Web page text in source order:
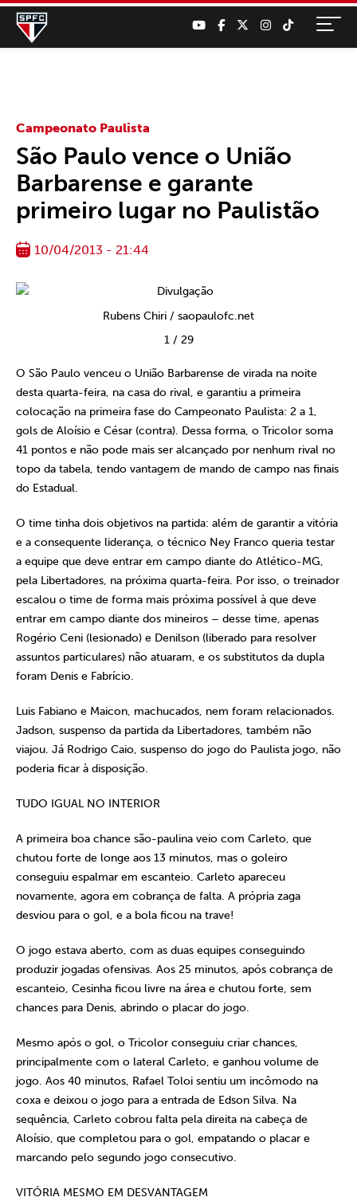
Campeonato Paulista
São Paulo vence o União
Barbarense e garante
primeiro lugar no Paulistão
10/04/2013 - 21:44
Rubens Chiri / saopaulofc.net
1/ 29
O São Paulo venceu o União Barbarense de virada na noite
desta quarta-feira, na casa do rival, e garantiu a primeira
colocação na primeira fase do Campeonato Paulista: 2 a 1,
gols de Aloísio e César (contra). Dessa forma, o Tricolor soma
41 pontos e não pode mais ser alcançado por nenhum rival no
topo da tabela, tendo vantagem de mando de campo nas finais
do Estadual.
O time tinha dois objetivos na partida: além de garantir a vitória
e a consequente liderança, o técnico Ney Franco queria testar
a equipe que deve entrar em campo diante do Atlético-MG,
pela Libertadores, na próxima quarta-feira. Por isso, o treinador
escalou o time de forma mais próxima possível à que deve
entrar em campo diante dos mineiros – desse time, apenas
Rogério Ceni (lesionado) e Denilson (liberado para resolver
assuntos particulares) não atuaram, e os substitutos da dupla
foram Denis e Fabrício.
Luis Fabiano e Maicon, machucados, nem foram relacionados.
Jadson, suspenso da partida da Libertadores, também não
viajou. Já Rodrigo Caio, suspenso do jogo do Paulista jogo, não
poderia ficar à disposição.
TUDO IGUAL NO INTERIOR
A primeira boa chance são-paulina veio com Carleto, que
chutou forte de longe aos 13 minutos, mas o goleiro
conseguiu espalmar em escanteio. Carleto apareceu
novamente, agora em cobrança de falta. A própria zaga
desviou para o gol, e a bola ficou na trave!
O jogo estava aberto, com as duas equipes conseguindo
produzir jogadas ofensivas. Aos 25 minutos, após cobrança de
escanteio, Cesinha ficou livre na área e chutou forte, sem
chances para Denis, abrindo o placar do jogo.
Mesmo após o gol, o Tricolor conseguiu criar chances,
principalmente com o lateral Carleto, e ganhou volume de
jogo. Aos 40 minutos, Rafael Toloi sentiu um incômodo na
coxa e deixou o jogo para a entrada de Edson Silva. Na
sequência, Carleto cobrou falta pela direita na cabeça de
Aloísio, que completou para o gol, empatando o placar e
marcando pelo segundo jogo consecutivo.
VITÓRIA MESMO EM DESVANTAGEM